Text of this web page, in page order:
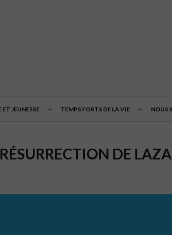
ET JEUNESSE TEMPS FORTS DE LA VIE NOUS
DE